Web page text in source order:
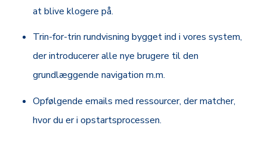
at blive klogere på.
Trin-for-trin rundvisning bygget ind i vores system,
der introducerer alle nye brugere til den
grundlæggende navigation m.m.
Opfølgende emails med ressourcer, der matcher,
hvor du er i opstartsprocessen.